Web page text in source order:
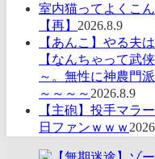
室内猫ってよくこ
【再】 2026.8.9
【あんこ】やる夫
【なんちゃって武
～。無性に神農門
～～～～ 2026.8.9
【主砲】投手マラ
日ファンｗｗｗ